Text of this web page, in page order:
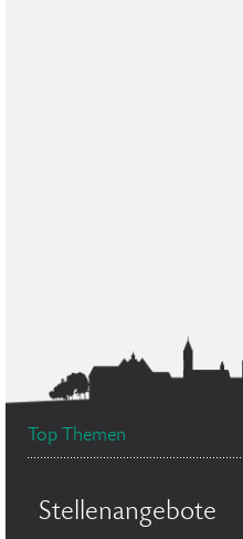
Top Themen
Stellenangebote